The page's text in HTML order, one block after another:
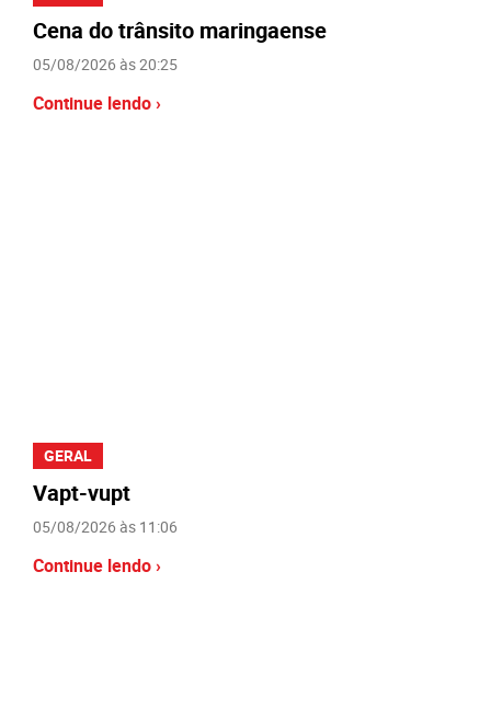
Cena do trânsito maringaense
05/08/2026 às 20:25
Continue lendo ›
GERAL
Vapt-vupt
05/08/2026 às 11:06
Continue lendo ›